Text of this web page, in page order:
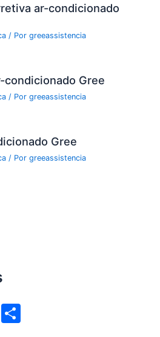
ar-condicionado
/ Porgreeassistencia
condicionado Gree
/ Porgreeassistencia
Gree
/ Porgreeassistencia
E